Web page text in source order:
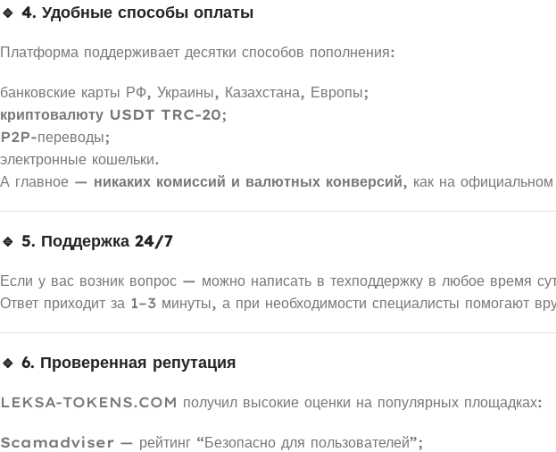
🔹 4. Удобные способы оплаты
Платформа поддерживает десятки способов пополнения:
банковские карты РФ, Украины, Казахстана, Европы;
криптовалюту USDT TRC-20;
P2P-переводы;
электронные кошельки.
А главное — никаких комиссий и валютных конверсий, как на официальном
🔹 5. Поддержка 24/7
Если у вас возник вопрос — можно написать в техподдержку в любое время
Ответ приходит за 1–3 минуты, а при необходимости специалисты помогают
🔹 6. Проверенная репутация
LEKSA-TOKENS.COM получил высокие оценки на популярных площадках:
Scamadviser — рейтинг “Безопасно для пользователей”;